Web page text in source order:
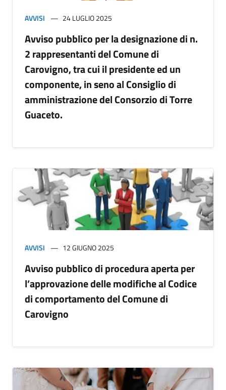
AVVISI 24 LUGLIO 2025
Avviso pubblico per la designazione di n.
2 rappresentanti del Comune di
Carovigno, tra cui il presidente ed un
componente, in seno al Consiglio di
amministrazione del Consorzio di Torre
Guaceto.
AVVISI 12 GIUGNO 2025
Avviso pubblico di procedura aperta per
l’approvazione delle modifiche al Codice
di comportamento del Comune di
Carovigno